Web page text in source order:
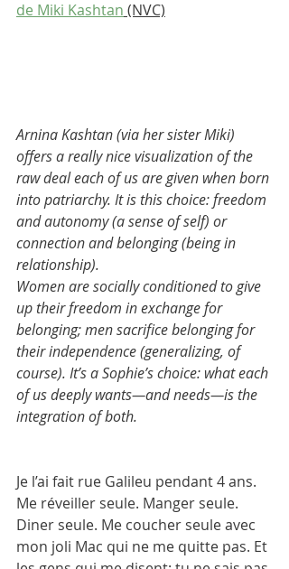
de Miki Kashtan (NVC)
Arnina Kashtan (via her sister Miki)
offers a really nice visualization of the
raw deal each of us are given when born
into patriarchy. It is this choice: freedom
and autonomy (a sense of self) or
connection and belonging (being in
relationship).
Women are socially conditioned to give
up their freedom in exchange for
belonging; men sacrifice belonging for
their independence (generalizing, of
course). It’s a Sophie’s choice: what each
of us deeply wants—and needs—is the
integration of both.
Je l’ai fait rue Galileu pendant 4 ans.
Me réveiller seule. Manger seule.
Diner seule. Me coucher seule avec
mon joli Mac qui ne me quitte pas. Et